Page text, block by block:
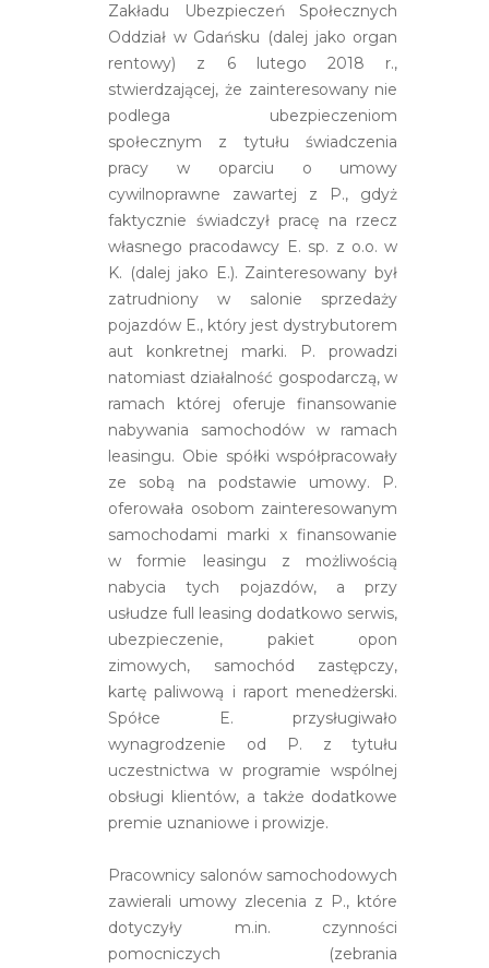
Zakładu Ubezpieczeń Społecznych
Oddział w Gdańsku (dalej jako organ
rentowy) z 6 lutego 2018 r.,
stwierdzającej, że zainteresowany nie
podlega ubezpieczeniom
społecznym z tytułu świadczenia
pracy w oparciu o umowy
cywilnoprawne zawartej z P., gdyż
faktycznie świadczył pracę na rzecz
własnego pracodawcy E. sp. z o.o. w
K. (dalej jako E.). Zainteresowany był
zatrudniony w salonie sprzedaży
pojazdów E., który jest dystrybutorem
aut konkretnej marki. P. prowadzi
natomiast działalność gospodarczą, w
ramach której oferuje finansowanie
nabywania samochodów w ramach
leasingu. Obie spółki współpracowały
ze sobą na podstawie umowy. P.
oferowała osobom zainteresowanym
samochodami marki x finansowanie
w formie leasingu z możliwością
nabycia tych pojazdów, a przy
usłudze full leasing dodatkowo serwis,
ubezpieczenie, pakiet opon
zimowych, samochód zastępczy,
kartę paliwową i raport menedżerski.
Spółce E. przysługiwało
wynagrodzenie od P. z tytułu
uczestnictwa w programie wspólnej
obsługi klientów, a także dodatkowe
premie uznaniowe i prowizje.
Pracownicy salonów samochodowych
zawierali umowy zlecenia z P., które
dotyczyły m.in. czynności
pomocniczych (zebrania